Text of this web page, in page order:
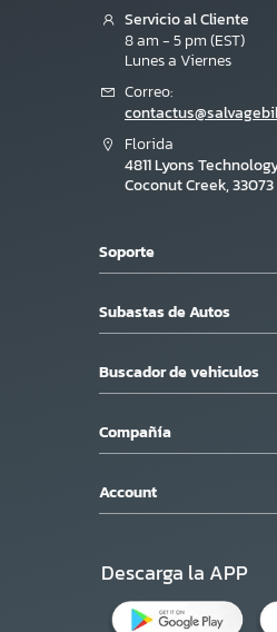
Servicio al Cliente
8 am - 5 pm (EST)
Lunes a Viernes
Correo:
Florida
4811 Lyons
Coconut Creek, 33073
Soporte
Subastas de Autos
Buscador de vehiculos
Compañía
Account
Descarga la APP